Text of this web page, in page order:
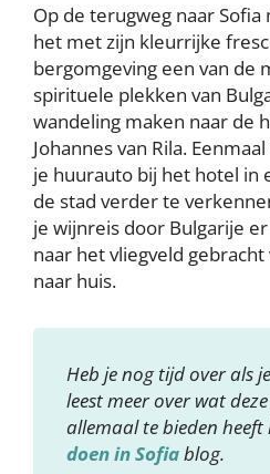
Op de terugweg naar Sofia
het met zijn kleurrijke
bergomgeving een van de
spirituele plekken van
wandeling maken naar de
Johannes van Rila.
je huurauto bij het hotel in
de stad verder te
je wijnreis door Bulgarije
naar het vliegveld
naar huis.
Heb je nog tijd over als
leest meer over wat
allemaal te bieden heeft
doen in Sofiablog.